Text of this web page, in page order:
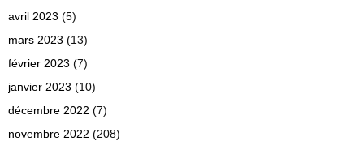
avril 2023 (5)
mars 2023 (13)
février 2023 (7)
janvier 2023 (10)
décembre 2022 (7)
novembre 2022 (208)